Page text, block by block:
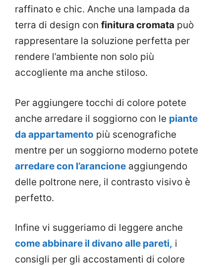
raffinato e chic. Anche una lampada da
terra di design con finitura cromata può
rappresentare la soluzione perfetta per
rendere l’ambiente non solo più
accogliente ma anche stiloso.
Per aggiungere tocchi di colore potete
anche arredare il soggiorno con le piante
da appartamento più scenografiche
mentre per un soggiorno moderno potete
arredare con l’arancione aggiungendo
delle poltrone nere, il contrasto visivo è
perfetto.
Infine vi suggeriamo di leggere anche
come abbinare il divano alle pareti, i
consigli per gli accostamenti di colore